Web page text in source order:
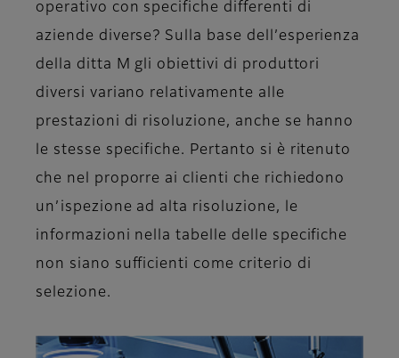
operativo con specifiche differenti di
aziende diverse? Sulla base dell’esperienza
della ditta M gli obiettivi di produttori
diversi variano relativamente alle
prestazioni di risoluzione, anche se hanno
le stesse specifiche. Pertanto si è ritenuto
che nel proporre ai clienti che richiedono
un’ispezione ad alta risoluzione, le
informazioni nella tabelle delle specifiche
non siano sufficienti come criterio di
selezione.